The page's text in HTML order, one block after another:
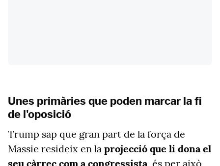
Unes primàries que poden marcar la fi
de l'oposició
Trump sap que gran part de la força de
Massie resideix en la projecció que li dona el
seu càrrec com a congressista , és per això